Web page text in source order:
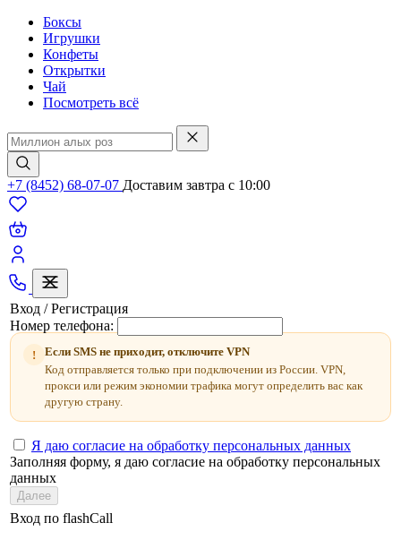
Боксы
Игрушки
Конфеты
Открытки
Чай
Посмотреть всё
+7 (8452) 68-07-07 Доставим завтра c 10:00
Вход / Регистрация
Номер телефона:
!
Если SMS не приходит, отключите VPN
Код отправляется только при подключении из России. VPN,
прокси или режим экономии трафика могут определить вас как
другую страну.
Я даю согласие на обработку персональных данных
Заполняя форму, я даю согласие на обработку персональных
данных
Далее
Вход по flashCall